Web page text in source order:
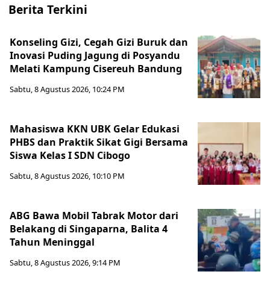
Berita Terkini
Konseling Gizi, Cegah Gizi Buruk dan
Inovasi Puding Jagung di Posyandu
Melati Kampung Cisereuh Bandung
Sabtu, 8 Agustus 2026, 10:24 PM
Mahasiswa KKN UBK Gelar Edukasi
PHBS dan Praktik Sikat Gigi Bersama
Siswa Kelas I SDN Cibogo
Sabtu, 8 Agustus 2026, 10:10 PM
ABG Bawa Mobil Tabrak Motor dari
Belakang di Singaparna, Balita 4
Tahun Meninggal
Sabtu, 8 Agustus 2026, 9:14 PM